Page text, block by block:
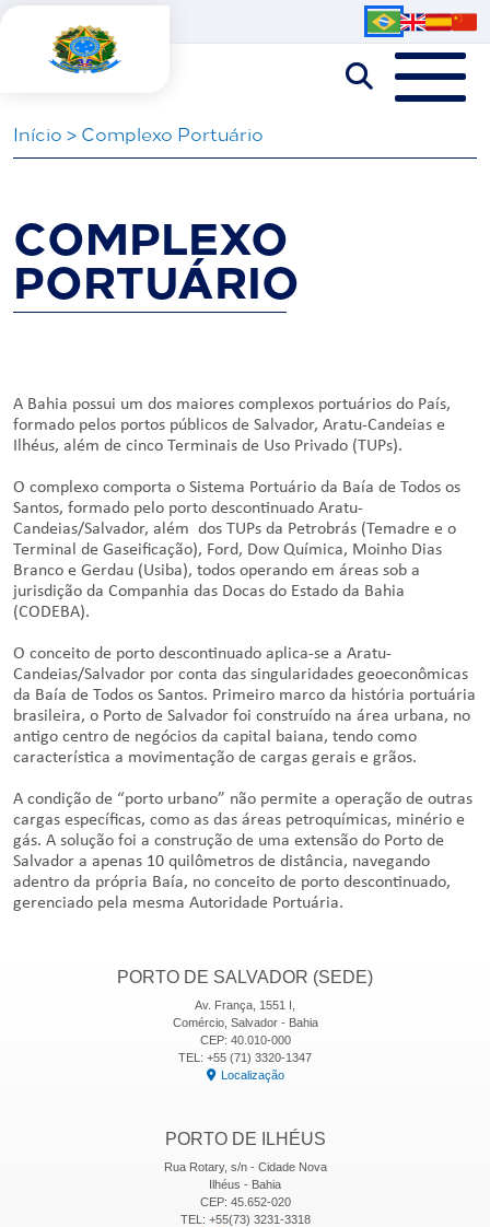
Iní­cio > Complexo Portuário
COMPLEXO
PORTUÁRIO
A Bahia possui um dos maiores complexos portuários do País,
formado pelos portos públicos de Salvador, Aratu-Candeias e
Ilhéus, além de cinco Terminais de Uso Privado (TUPs).
O complexo comporta o Sistema Portuário da Baía de Todos os
Santos, formado pelo porto descontinuado Aratu-
Candeias/Salvador, além dos TUPs da Petrobrás (Temadre e o
Terminal de Gaseificação), Ford, Dow Química, Moinho Dias
Branco e Gerdau (Usiba), todos operando em áreas sob a
jurisdição da Companhia das Docas do Estado da Bahia
(CODEBA).
O conceito de porto descontinuado aplica-se a Aratu-
Candeias/Salvador por conta das singularidades geoeconômicas
da Baía de Todos os Santos. Primeiro marco da história portuária
brasileira, o Porto de Salvador foi construído na área urbana, no
antigo centro de negócios da capital baiana, tendo como
característica a movimentação de cargas gerais e grãos.
A condição de “porto urbano” não permite a operação de outras
cargas específicas, como as das áreas petroquímicas, minério e
gás. A solução foi a construção de uma extensão do Porto de
Salvador a apenas 10 quilômetros de distância, navegando
adentro da própria Baía, no conceito de porto descontinuado,
gerenciado pela mesma Autoridade Portuária.
PORTO DE SALVADOR (SEDE)
Av. França, 1551 I,
Comércio, Salvador - Bahia
CEP: 40.010-000
TEL: +55 (71) 3320-1347
Localização
PORTO DE ILHÉUS
Rua Rotary, s/n - Cidade Nova
Ilhéus - Bahia
CEP: 45.652-020
TEL: +55(73) 3231-3318